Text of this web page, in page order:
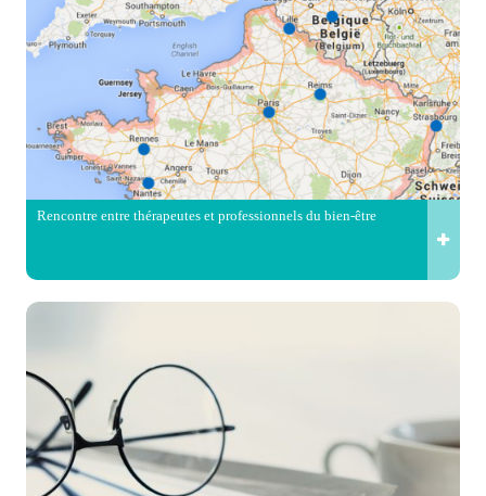
Rencontre entre thérapeutes et professionnels du bien-être